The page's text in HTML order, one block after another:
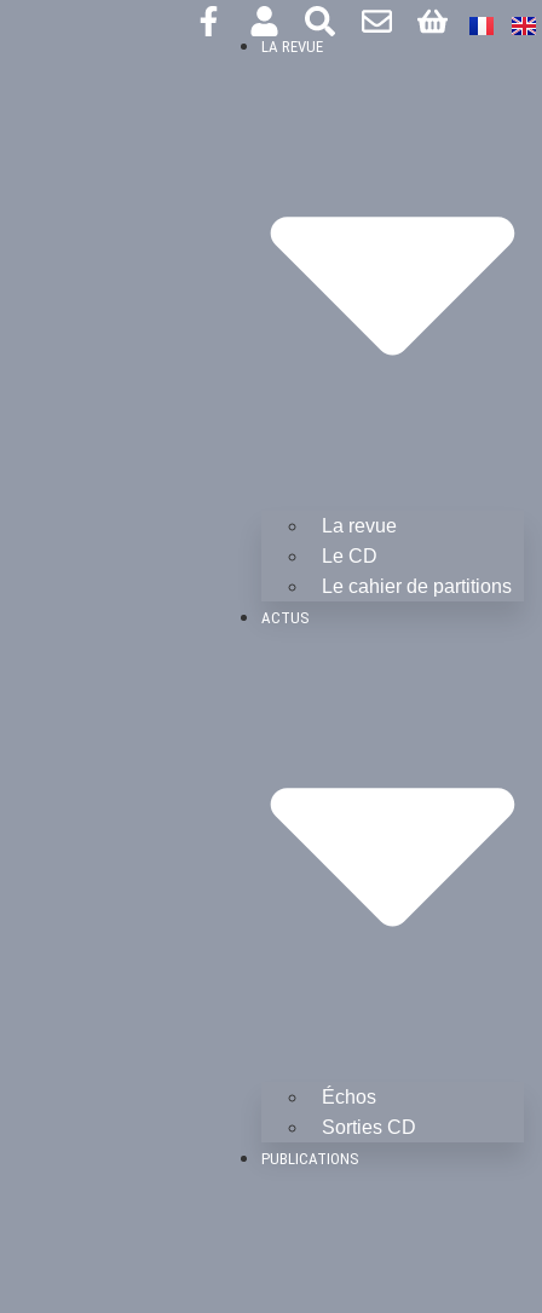
LA REVUE
La revue
Le CD
Le cahier de partitions
ACTUS
Échos
Sorties CD
PUBLICATIONS